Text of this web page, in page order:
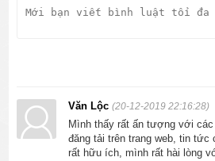
Văn Lộc(20-12-2019 22:16:28)
Mình thấy rất ấn tượng với
đăng tải trên trang web, tin
rất hữu ích, mình rất hài lòng